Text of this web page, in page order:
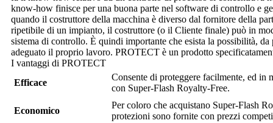
know-how finisce per una buona parte nel software di controllo e
quando il costruttore della macchina è diverso dal fornitore della
ripetibile di un impianto, il costruttore (o il Cliente finale) può in
sistema di controllo. È quindi importante che esista la possibilità,
adeguato il proprio lavoro. PROTECT è un prodotto
I vantaggi di PROTECT
Efficace
Consente di proteggere facilmente, ed
con Super-Flash Royalty-Free.
Economico
Per coloro che acquistano Super-Flash
protezioni sono fornite con prezzi